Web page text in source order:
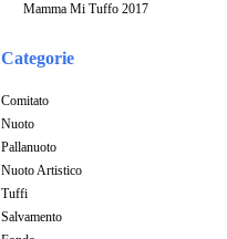
Mamma Mi Tuffo 2017
Categorie
Comitato
Nuoto
Pallanuoto
Nuoto Artistico
Tuffi
Salvamento